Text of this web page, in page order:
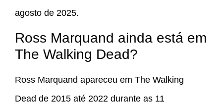
agosto de 2025.
Ross Marquand ainda está em
The Walking Dead?
Ross Marquand apareceu em The Walking
Dead de 2015 até 2022 durante as 11